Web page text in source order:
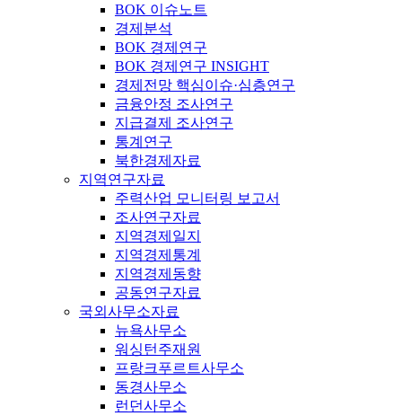
BOK 이슈노트
경제분석
BOK 경제연구
BOK 경제연구 INSIGHT
경제전망 핵심이슈·심층연구
금융안정 조사연구
지급결제 조사연구
통계연구
북한경제자료
지역연구자료
주력산업 모니터링 보고서
조사연구자료
지역경제일지
지역경제통계
지역경제동향
공동연구자료
국외사무소자료
뉴욕사무소
워싱턴주재원
프랑크푸르트사무소
동경사무소
런던사무소